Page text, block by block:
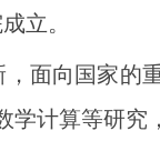
立。
面向国家的
计算等研究